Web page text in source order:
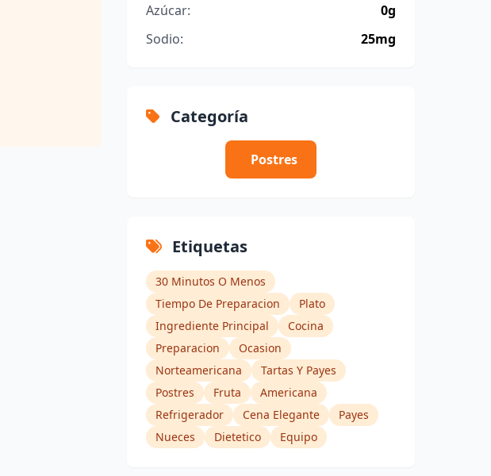
Azúcar:
0g
Sodio:
25mg
Categoría
Postres
Etiquetas
30 Minutos O Menos
Tiempo De Preparacion
Plato
Ingrediente Principal
Cocina
Preparacion
Ocasion
Norteamericana
Tartas Y Payes
Postres
Fruta
Americana
Refrigerador
Cena Elegante
Payes
Nueces
Dietetico Equipo